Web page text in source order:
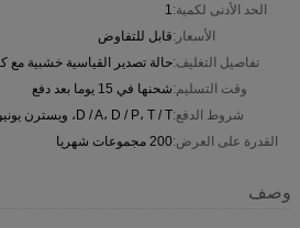
الحد الأدنى لكمية:1
الأسعار:قابل للتفاوض
تفاصيل التغليف:حالة تصدير القياسية خشبية مع
وقت التسليم:شحنها في 15 يوما بعد دفع
شروط الدفع:D / A، D / P، T / T، ويسترن يونيون، موني جرام
القدرة على العرض:200 مجموعات شهريا
وصف